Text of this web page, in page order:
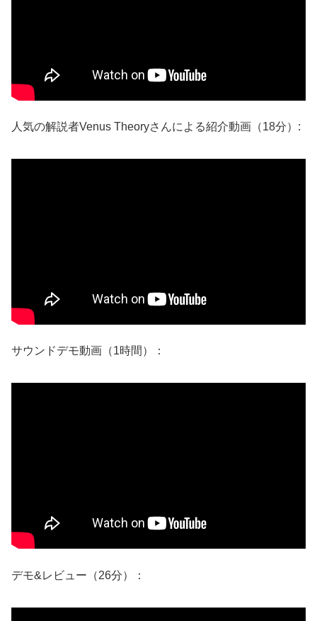
人気の解説者Venus Theoryさんによる紹介動画（18分）:
サウンドデモ動画（1時間）：
デモ&レビュー（26分）：